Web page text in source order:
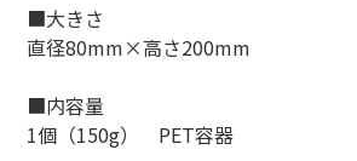
■大きさ
直径80mm×高さ200mm
■内容量
1個（150g） PET容器